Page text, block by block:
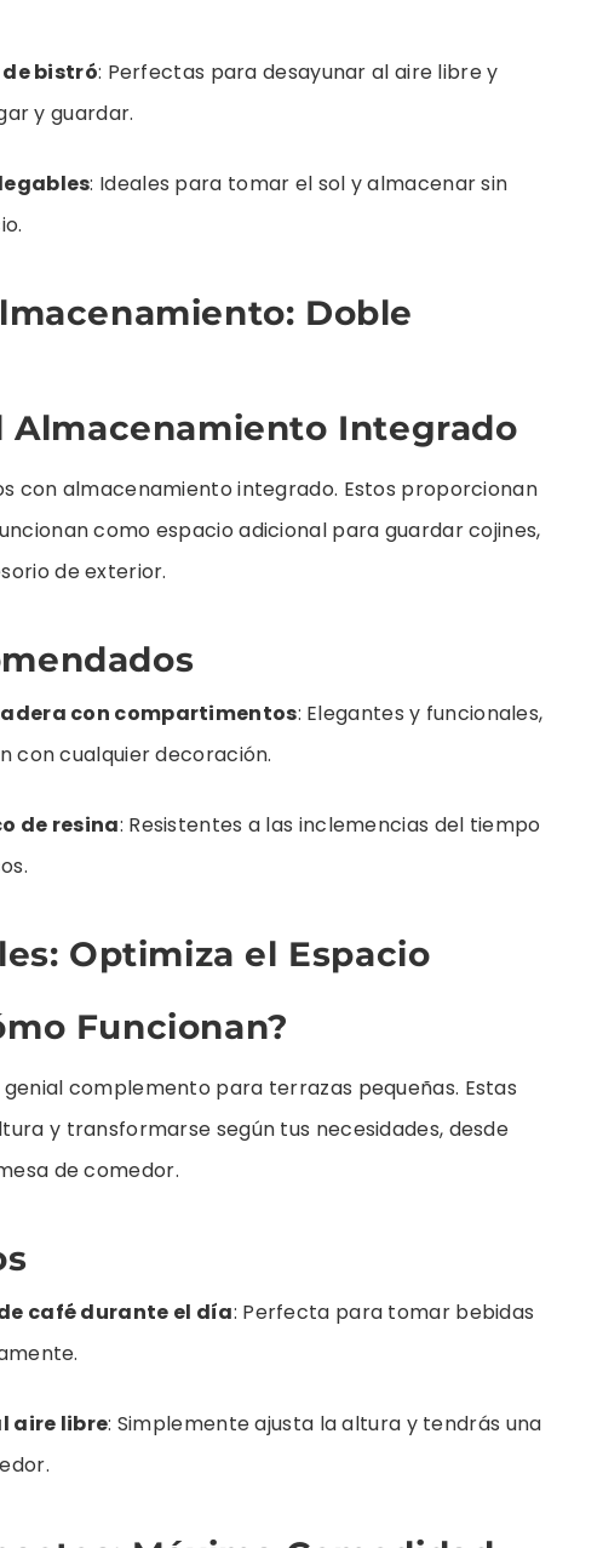
de bistró: Perfectas para desayunar al aire libre y
y guardar.
: Ideales para tomar el sol y almacenar sin
Doble
Almacenamiento Integrado
con almacenamiento integrado. Estos proporcionan
como espacio adicional para guardar cojines,
de exterior.
con compartimentos: Elegantes y funcionales,
con cualquier decoración.
de resina: Resistentes a las inclemencias del tiempo
Optimiza el Espacio
Funcionan?
complemento para terrazas pequeñas. Estas
y transformarse según tus necesidades, desde
de comedor.
café durante el día: Perfecta para tomar bebidas
aire libre: Simplemente ajusta la altura y tendrás una